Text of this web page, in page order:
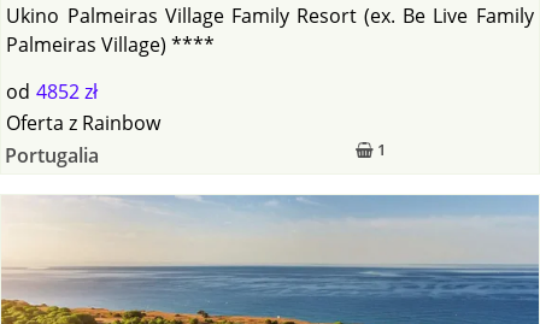
Ukino Palmeiras Village Family Resort (ex. Be Live Family
Palmeiras Village) ****
od 4852 zł
1
Oferta z Rainbow
Portugalia